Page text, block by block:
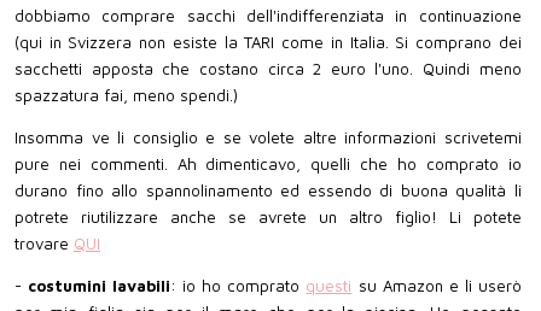
dobbiamo comprare sacchi dell'indifferenziata in continuazione
(qui in Svizzera non esiste la TARI come in Italia. Si comprano dei
sacchetti apposta che costano circa 2 euro l'uno. Quindi meno
spazzatura fai, meno spendi.)
Insomma ve li consiglio e se volete altre informazioni scrivetemi
pure nei commenti. Ah dimenticavo, quelli che ho comprato io
durano fino allo spannolinamento ed essendo di buona qualità li
potrete riutilizzare anche se avrete un altro figlio! Li potete
trovare QUI
- costumini lavabili: io ho comprato questi su Amazon e li userò